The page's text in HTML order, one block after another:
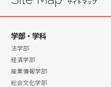
学部・学科
法学部
経済学部
産業情報学部
総合文化学部